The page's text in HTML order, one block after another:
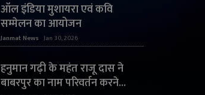
ऑल इंडिया मुशायरा एवं कवि
सम्मेलन का आयोजन
Janmat News Jan 30, 2026
हनुमान गढ़ी के महंत राजू दास ने
बाबरपुर का नाम परिवर्तन करने...